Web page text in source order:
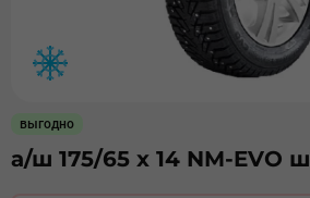
выгодно
а/ш 175/65 х 14 NM-EVO ш